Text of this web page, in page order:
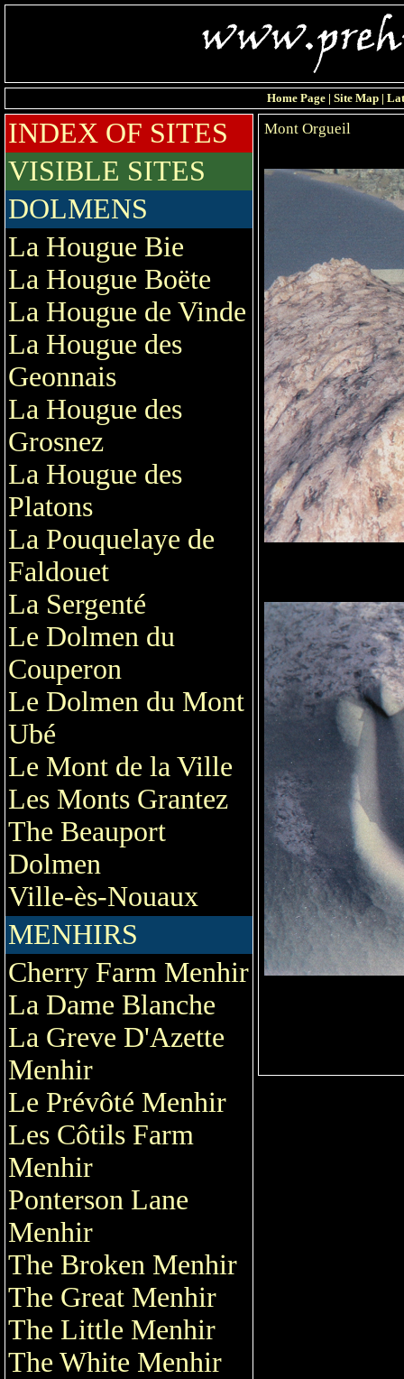
Home Page | Site Map |
INDEX OF SITES
VISIBLE SITES
DOLMENS
La Hougue Bie
La Hougue Boëte
La Hougue de Vinde
La Hougue des
Geonnais
La Hougue des
Grosnez
La Hougue des
Platons
La Pouquelaye de
Faldouet
La Sergenté
Le Dolmen du
Couperon
Le Dolmen du Mont
Ubé
Le Mont de la Ville
Les Monts Grantez
The Beauport
Dolmen
Ville-ès-Nouaux
MENHIRS
Cherry Farm Menhir
La Dame Blanche
La Greve D'Azette
Menhir
Le Prévôté Menhir
Les Côtils Farm
Menhir
Ponterson Lane
Menhir
The Broken Menhir
The Great Menhir
The Little Menhir
The White Menhir
Mont Orgueil